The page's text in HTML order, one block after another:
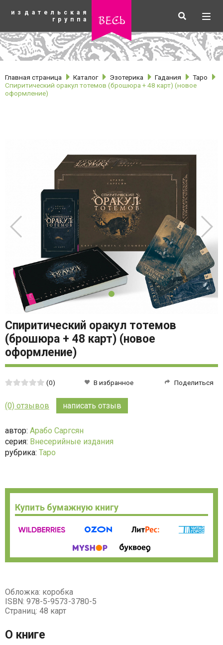
основному
издательская
группа
весь Искать
рубрики
Главная страница Каталог Эзотерика Гадания
Таро
Спиритический оракул тотемов (брошюра + 48 карт) (новое
оформление)
Спиритический оракул тотемов
(брошюра + 48 карт) (новое
оформление)
Средняя
из
(0) В избранное Поделиться
(0) отзывов написать отзыв
автор: Арабо Саргсян
серия: Внесерийные издания
рубрика: Таро
Купить бумажную книгу
Обложка: коробка
ISBN: 978-5-9573-3780-5
Страниц: 48 карт
О книге